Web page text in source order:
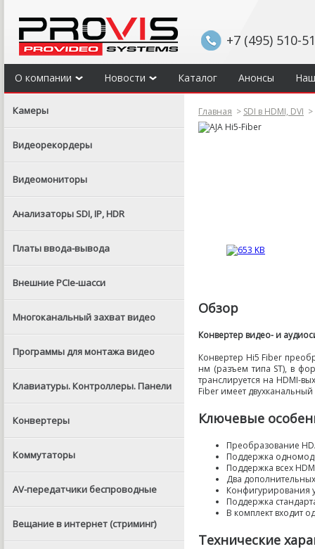
+7 (495) 510-
О компании Новости Каталог Анонсы
Камеры
Видеорекордеры
Видеомониторы
Анализаторы SDI, IP, HDR
Платы ввода-вывода
Внешние PCIe-шасси
Многоканальный захват видео
Программы для монтажа видео
Клавиатуры. Контроллеры. Панели
Конвертеры
Коммутаторы
AV-передатчики беспроводные
Вещание в интернет (стриминг)
Главная > SDI в HDMI, DVI >
Обзор
Конвертер видео- и
Конвертер Hi5 Fiber
нм (разъем типа ST), в
транслируется на HDMI-
Fiber имеет
Ключевые
Преобразование
Поддержка
Поддержка всех
Два
Конфигурирования
Поддержка
В комплект входит
Технические